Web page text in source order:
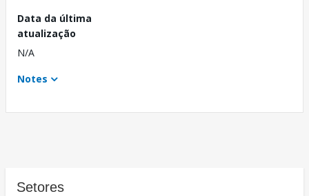
Data da última
atualização
N/A
Notes
Setores